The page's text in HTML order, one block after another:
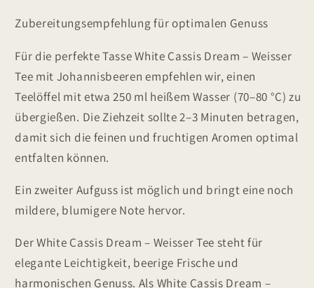
Zubereitungsempfehlung für optimalen Genuss
Für die perfekte Tasse White Cassis Dream – Weisser
Tee mit Johannisbeeren empfehlen wir, einen
Teelöffel mit etwa 250 ml heißem Wasser (70–80 °C) zu
übergießen. Die Ziehzeit sollte 2–3 Minuten betragen,
damit sich die feinen und fruchtigen Aromen optimal
entfalten können.
Ein zweiter Aufguss ist möglich und bringt eine noch
mildere, blumigere Note hervor.
Der White Cassis Dream – Weisser Tee steht für
elegante Leichtigkeit, beerige Frische und
harmonischen Genuss. Als White Cassis Dream –